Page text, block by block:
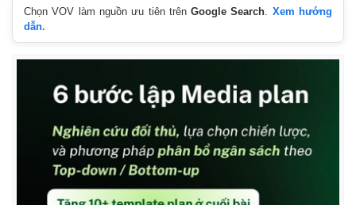
Chọn VOV làm nguồn ưu tiên trênGoogle Search
Xem hướng
dẫn.